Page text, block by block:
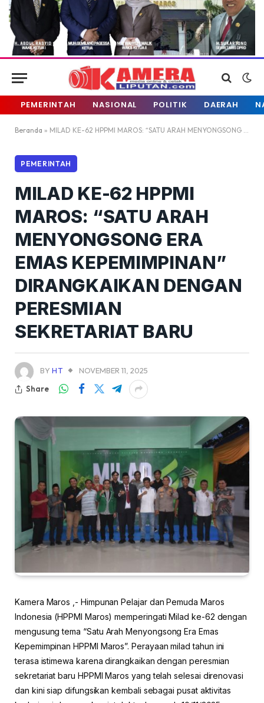
PEMERINTAH NASIONAL POLITIK DAERAH
Beranda » MILAD KE-62 HPPMI MAROS: “SATU ARAH MENYONGSONG ERA EMAS KEPEMIMPINAN” DIRANGKAIKAN DENGAN PERESMIAN SEKRETARIAT BARU
PEMERINTAH
MILAD KE-62 HPPMI
MAROS: “SATU ARAH
MENYONGSONG ERA
EMAS KEPEMIMPINAN”
DIRANGKAIKAN DENGAN
PERESMIAN
SEKRETARIAT BARU
BY HT
NOVEMBER 11, 2025
Share
Kamera Maros ,- Himpunan Pelajar dan Pemuda Maros
Indonesia (HPPMI Maros) memperingati Milad ke-62 dengan
mengusung tema “Satu Arah Menyongsong Era Emas
Kepemimpinan HPPMI Maros”. Perayaan milad tahun ini
terasa istimewa karena dirangkaikan dengan peresmian
sekretariat baru HPPMI Maros yang telah selesai direnovasi
dan kini siap difungsikan kembali sebagai pusat aktivitas